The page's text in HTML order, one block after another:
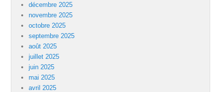
décembre 2025
novembre 2025
octobre 2025
septembre 2025
août 2025
juillet 2025
juin 2025
mai 2025
avril 2025